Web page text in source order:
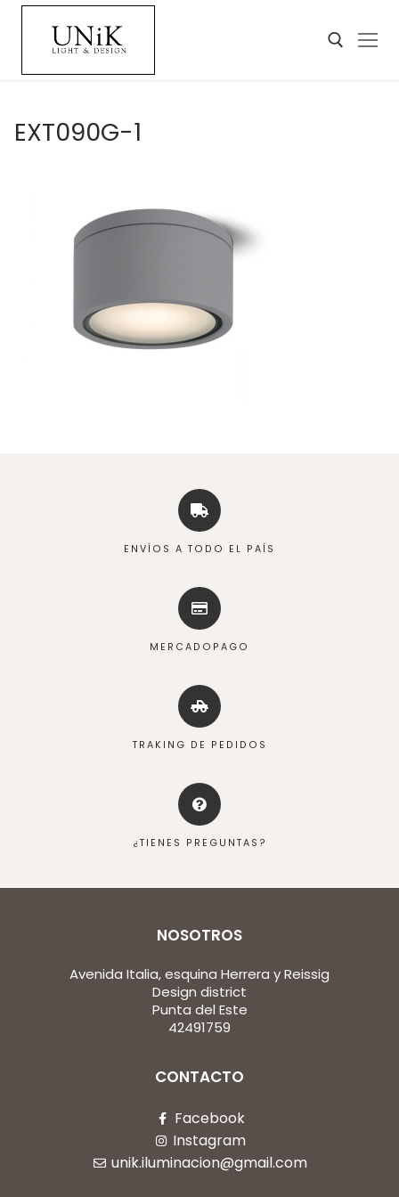
EXT090G-1
ENVÍOS A TODO EL PAÍS
MERCADOPAGO
TRAKING DE PEDIDOS
¿TIENES PREGUNTAS?
NOSOTROS
Avenida Italia, esquina Herrera y Reissig
Design district
Punta del Este
42491759
CONTACTO
Facebook
Instagram
unik.iluminacion@gmail.com